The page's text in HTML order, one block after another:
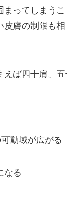
ってしまう
膚の制限も
ば四十肩、
動域が広がる
なる